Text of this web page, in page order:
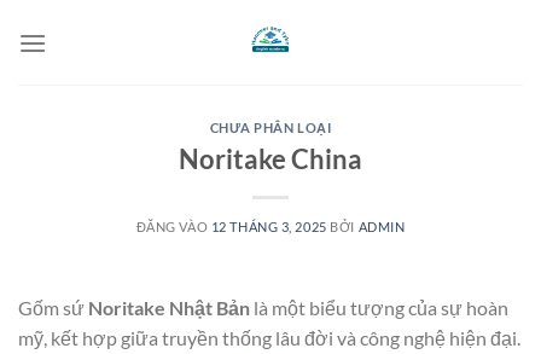
qua
CHƯA PHÂN LOẠI
Noritake China
ĐĂNG VÀO 12 THÁNG 3, 2025 BỞI ADMIN
Gốm sứ Noritake Nhật Bản là một biểu tượng của sự hoàn
mỹ, kết hợp giữa truyền thống lâu đời và công nghệ hiện đại.